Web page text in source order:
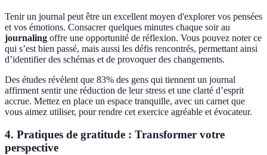
Tenir un journal peut être un excellent moyen d'explorer vos pensées
et vos émotions. Consacrer quelques minutes chaque soir au
journaling offre une opportunité de réflexion. Vous pouvez noter ce
qui s’est bien passé, mais aussi les défis rencontrés, permettant ainsi
d’identifier des schémas et de provoquer des changements.
Des études révèlent que 83% des gens qui tiennent un journal
affirment sentir une réduction de leur stress et une clarté d’esprit
accrue. Mettez en place un espace tranquille, avec un carnet que
vous aimez utiliser, pour rendre cet exercice agréable et évocateur.
4. Pratiques de gratitude : Transformer votre
perspective